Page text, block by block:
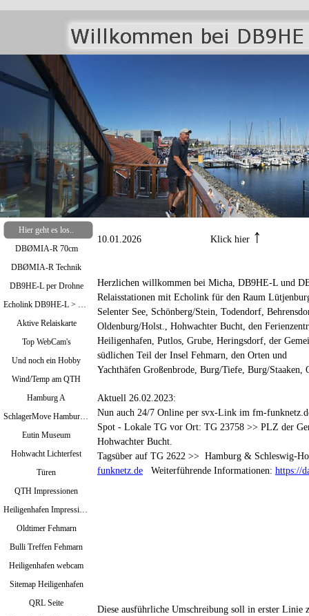
Hier geht es los..
DBØMIA-R 70cm
DBØMIA-R Technik
DB9HE-L per Drohne
Echolink DB9HE-L > Bild oben / DBØMIA-R >Bild unten
Aktive Relaiskarte
Top WebCam's
Und noch ein Hobby
Wind/Temp am QTH
Hamburg A
SchlagerMove Hamburg 2024
Eutin Museum
Hohwacht Lichterfest
Türen
QTH Impressionen
Heiligenhafen Impressionen
Oldtimer Fehmarn
Bulli Treffen Fehmarn
Heiligenhafen webcam
Sitemap Heiligenhafen
QRL Seite
10.01.2026 Klick hier ↑
Herzlichen willkommen bei Micha, DB9HE-L und
Relaisstationen mit Echolink für den Raum
Selenter See, Schönberg/Stein, Todendorf,
Oldenburg/Holst., Hohwachter Bucht, den
Heiligenhafen, Putlos, Grube, Heringsdorf, der
südlichen Teil der Insel Fehmarn, den Orten und
Yachthäfen Großenbrode, Burg/Tiefe, Burg/Staaken,
Aktuell 26.02.2023:
Nun auch 24/7 Online per svx-Link im fm-
Spot - Lokale TG vor Ort: TG 23758 >> PLZ der
Hohwachter Bucht.
Tagsüber auf TG 2622 >> Hamburg & Schleswig-
funknetz.de Weiterführende Informationen: https://
Diese ausführliche Umschreibung soll in erster Linie